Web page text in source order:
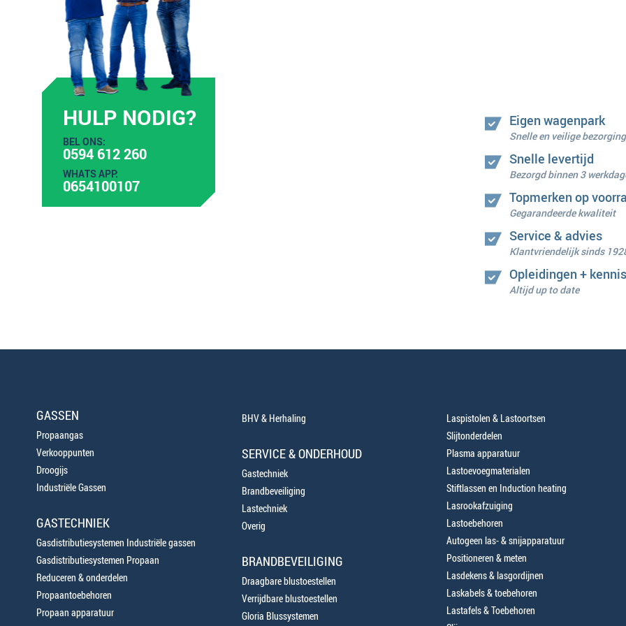
HULP NODIG?
BEL ONS:
0594 612 260
WHATS APP:
0654100107
Eigen wagenpark
Snelle en veilige bezorging
Snelle levertijd
Bezorgd binnen 3
Topmerken op
Gegarandeerde kwaliteit
Service & advies
Klantvriendelijk sinds
Opleidingen + kennis
Altijd up to date
GASSEN
Propaangas
Verkooppunten
Droogijs
Industriële Gassen
GASTECHNIEK
Gasdistributiesystemen Industriële gassen
Gasdistributiesystemen Propaan
Reduceren & onderdelen
Propaantoebehoren
Propaan apparatuur
BHV & Herhaling
SERVICE & ONDERHOUD
Gastechniek
Brandbeveiliging
Lastechniek
Overig
BRANDBEVEILIGING
Draagbare blustoestellen
Verrijdbare blustoestellen
Gloria Blussystemen
Laspistolen & Lastoortsen
Slijtonderdelen
Plasma apparatuur
Lastoevoegmaterialen
Stiftlassen en Induction heating
Lasrookafzuiging
Lastoebehoren
Autogeen las- & snijapparatuur
Positioneren & meten
Lasdekens & lasgordijnen
Laskabels & toebehoren
Lastafels & Toebehoren